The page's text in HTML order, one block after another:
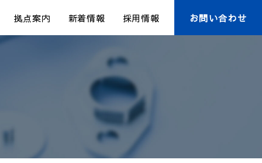
拠点案内 新着情報 採用情報 お問い合わせ